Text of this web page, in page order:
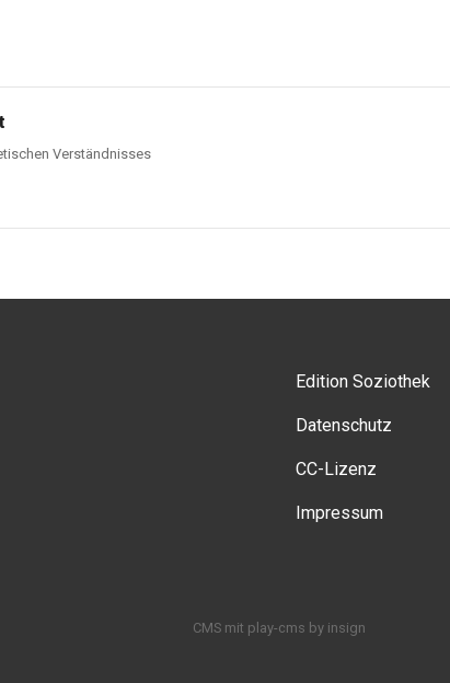
Verständnisses
Edition Soziothek
Datenschutz
CC-Lizenz
Impressum
CMS mit play-cms by insign